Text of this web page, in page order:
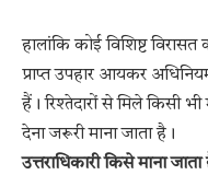
हालांकि कोई विशिष्ट
प्राप्त उपहार आयकर
हैं। रिश्तेदारों से मिले किसी
देना जरूरी माना जाता है।
उत्तराधिकारी किसे माना जाता